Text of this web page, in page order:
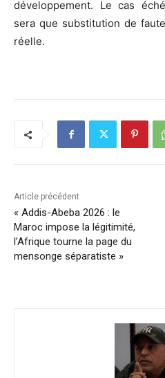
développement. Le cas
sera que substitution de
réelle.
Article précédent
« Addis-Abeba 2026 : le
Maroc impose la légitimité,
l’Afrique tourne la page du
mensonge séparatiste »